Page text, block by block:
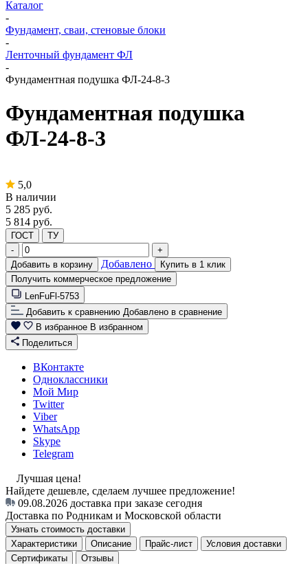
Каталог
-
Фундамент, сваи, стеновые блоки
-
Ленточный фундамент ФЛ
-
Фундаментная подушка ФЛ-24-8-3
Фундаментная подушка
ФЛ-24-8-3
5,0
В наличии
5 285 руб.
5 814 руб.
ГОСТ
ТУ
-
+
Добавить в корзину
Добавлено
Купить в 1 клик
Получить коммерческое предложение
LenFuFl-5753
Добавить к сравнению Добавлено в сравнение
В избранное В избранном
Поделиться
ВКонтакте
Одноклассники
Мой Мир
Twitter
Viber
WhatsApp
Skype
Telegram
Лучшая цена!
Найдете дешевле, сделаем лучшее предложение!
09.08.2026 доставка при заказе сегодня
Доставка по Родникам и Московской области
Узнать стоимость доставки
Характеристики
Описание Прайс-лист
Условия доставки
Сертификаты
Отзывы